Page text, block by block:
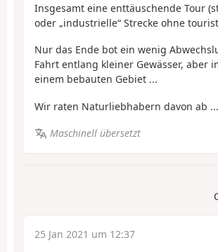
Insgesamt eine enttäuschende Tour
oder „industrielle“ Strecke ohne
Nur das Ende bot ein wenig
Fahrt entlang kleiner Gewässer, aber
einem bebauten Gebiet ...
Wir raten Naturliebhabern davon ab ...
Maschinell übersetzt
25 Jan 2021 um 12:37